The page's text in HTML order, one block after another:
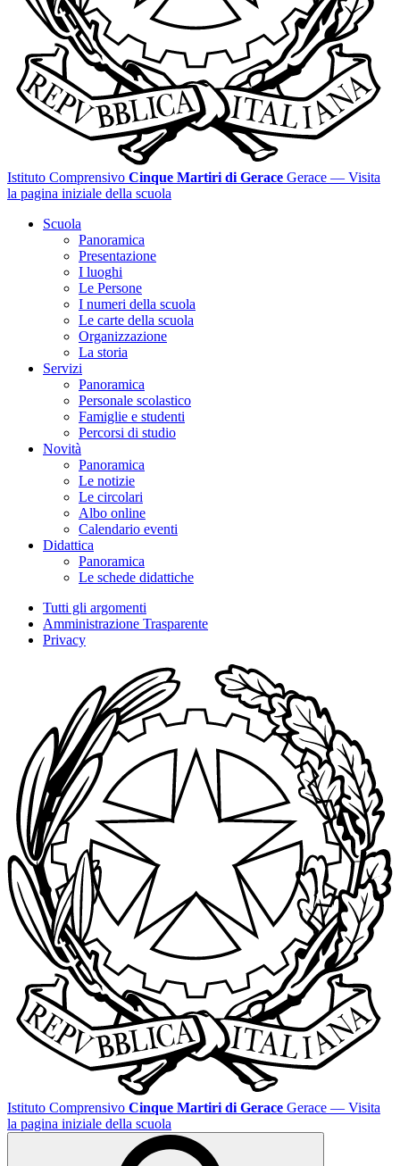
Istituto Comprensivo Cinque Martiri di Gerace Gerace — Visita
la pagina iniziale della scuola
Scuola
Panoramica
Presentazione
I luoghi
Le Persone
I numeri della scuola
Le carte della scuola
Organizzazione
La storia
Servizi
Panoramica
Personale scolastico
Famiglie e studenti
Percorsi di studio
Novità
Panoramica
Le notizie
Le circolari
Albo online
Calendario eventi
Didattica
Panoramica
Le schede didattiche
Tutti gli argomenti
Amministrazione Trasparente
Privacy
Istituto Comprensivo Cinque Martiri di Gerace Gerace — Visita
la pagina iniziale della scuola